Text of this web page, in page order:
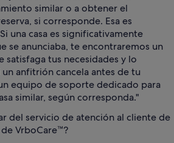
similar o a obtener el
si corresponde. Esa es
una casa es significativamente
se anunciaba, te encontraremos un
satisfaga tus necesidades y lo
anfitrión cancela antes de tu
equipo de soporte dedicado para
similar, según corresponda."
del servicio de atención al cliente de
VrboCare™?